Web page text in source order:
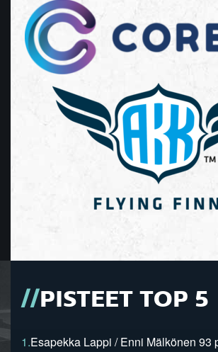
PISTEET TOP 5
1.Esapekka Lappi / Enni Mälkönen 93